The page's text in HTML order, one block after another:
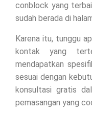
conblock yang
sudah berada di
Karena itu, tunggu
kontak yang
mendapatkan
sesuai dengan
konsultasi gratis
pemasangan yang